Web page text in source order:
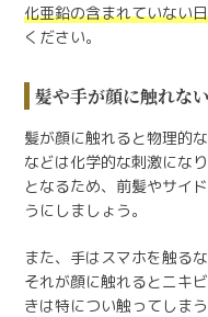
化亜鉛の含まれていない
ください。
髪や手が顔に触れな
髪が顔に触れると物理的
などは化学的な刺激にな
となるため、前髪やサイ
うにしましょう。
また、手はスマホを触る
それが顔に触れるとニキ
きは特につい触ってしま